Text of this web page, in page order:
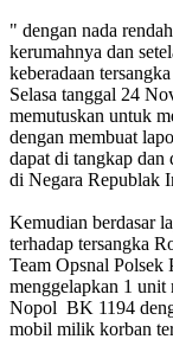
" dengan nada
kerumahnya dan
keberadaan
Selasa tanggal 24
memutuskan untuk
dengan membuat
dapat di tangkap dan
di Negara Republak
Kemudian berdasar
terhadap tersangka
Team Opsnal Polsek
menggelapkan 1
Nopol BK 1194
mobil milik korban